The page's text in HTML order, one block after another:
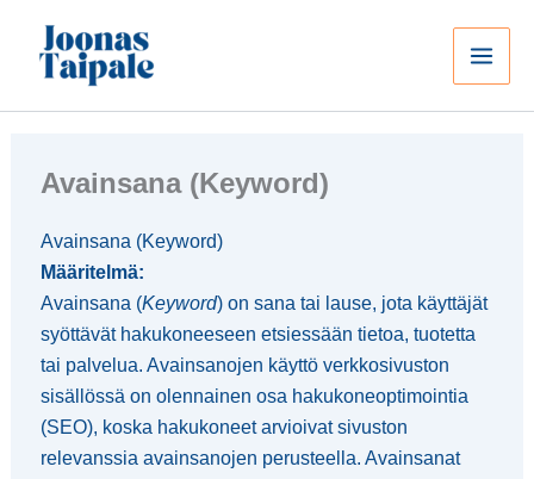
sisältöön
Avainsana (Keyword)
Avainsana (Keyword)
Määritelmä:
Avainsana (Keyword) on sana tai lause, jota käyttäjät
syöttävät hakukoneeseen etsiessään tietoa, tuotetta
tai palvelua. Avainsanojen käyttö verkkosivuston
sisällössä on olennainen osa hakukoneoptimointia
(SEO), koska hakukoneet arvioivat sivuston
relevanssia avainsanojen perusteella. Avainsanat